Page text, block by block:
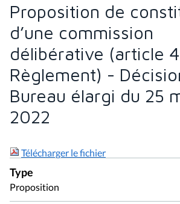
Proposition de
d’une commission
délibérative (article
Règlement) -
Bureau élargi du 25
2022
Télécharger le fichier
Type
Proposition